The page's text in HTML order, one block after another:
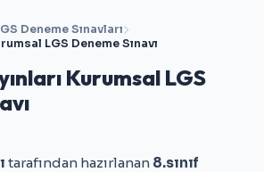
Deneme Sınavları
LGS Deneme Sınavı
Kurumsal LGS
tarafından hazırlanan 8.sınıf